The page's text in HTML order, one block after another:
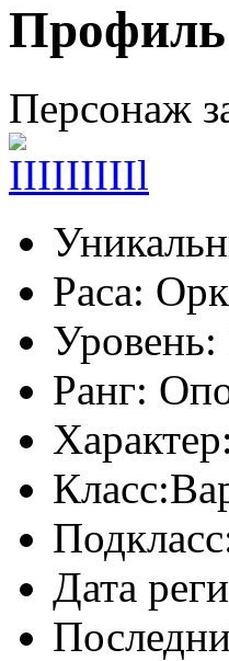
Персонаж
Раса: Орк
Уровень:
Ранг:
Характер:
Класс:
Дата